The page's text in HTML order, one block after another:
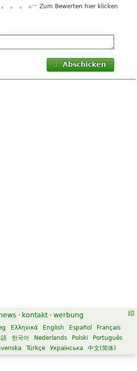
Zum Bewerten hier klicken
Abschicken
· kontakt · werbung
Ελληνικά English Español
Français
語 한국어 Nederlands Polski
Português
Türkçe Українська 中文(简体)